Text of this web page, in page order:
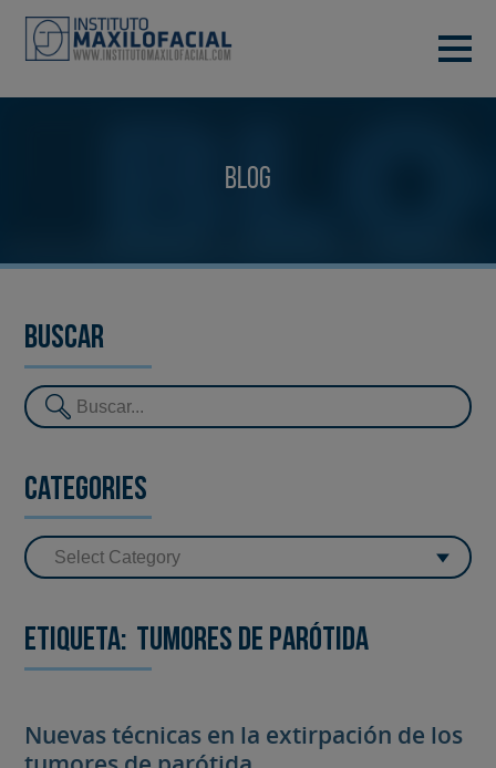
Blog
Buscar
Categories
Etiqueta: tumores de parótida
Nuevas técnicas en la extirpación de los